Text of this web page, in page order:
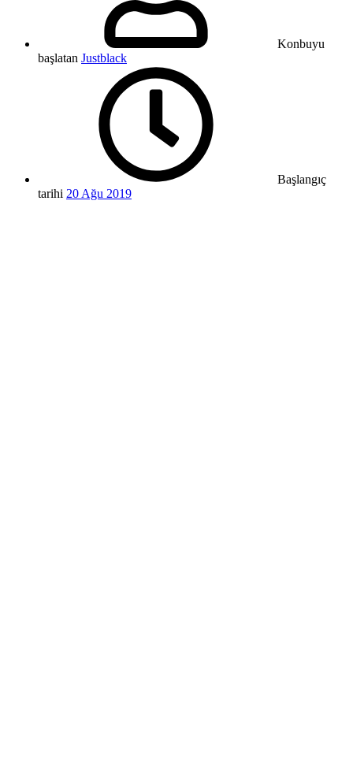
Konbuyu
başlatan Justblack
Başlangıç
tarihi 20 Ağu 2019